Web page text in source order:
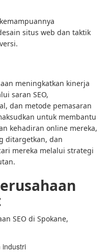
situs web dan taktik
meningkatkan kinerja
saran SEO,
dan metode pemasaran
untuk membantu
kehadiran online mereka,
ditargetkan, dan
mereka melalui strategi
SEO di Spokane,
industri